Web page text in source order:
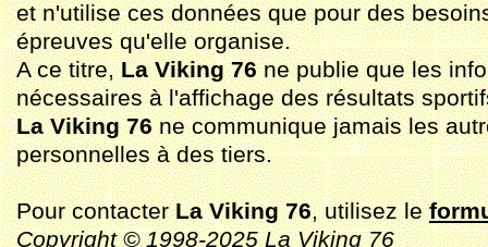
et n'utilise ces données que pour des
épreuves qu'elle organise.
A ce titre,La Viking 76ne publie que les
nécessaires à l'affichage des résultats
La Viking 76ne communique jamais les
personnelles à des tiers.
Pour contacterLa Viking 76, utilisez le
Copyright © 1998-2025 La Viking 76